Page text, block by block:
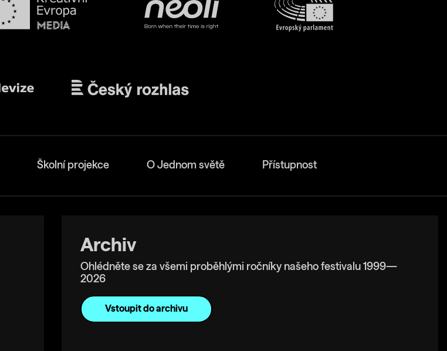
Školní projekce O Jednom světě Přístupnost
Archiv
Ohlédněte se za všemi proběhlými ročníky našeho festivalu 1999—
2026
Vstoupit do archivu